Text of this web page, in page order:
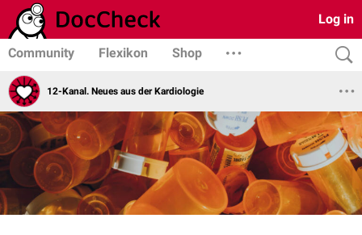
Log in
Community Flexikon Shop
12-Kanal. Neues aus der Kardiologie